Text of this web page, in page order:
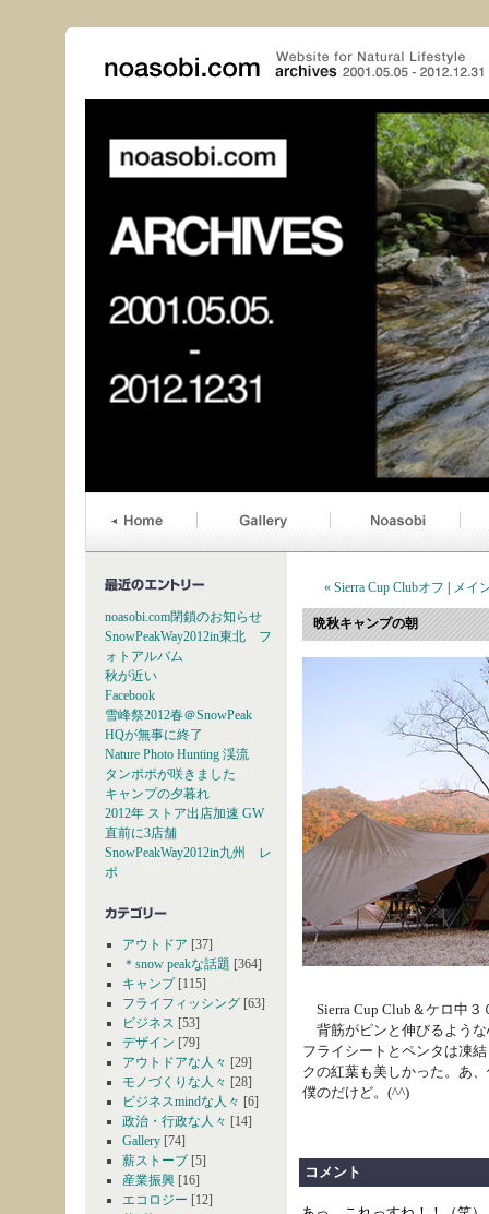
noasobi.com閉鎖のお知らせ
SnowPeakWay2012in東北 フ
ォトアルバム
秋が近い
Facebook
雪峰祭2012春＠SnowPeak
HQが無事に終了
Nature Photo Hunting 渓流
タンポポが咲きました
キャンプの夕暮れ
2012年 ストア出店加速 GW
直前に3店舗
SnowPeakWay2012in九州 レ
ポ
アウトドア [37]
＊snow peakな話題 [364]
キャンプ[115]
フライフィッシング [63]
ビジネス [53]
デザイン [79]
アウトドアな人々 [29]
モノづくりな人々 [28]
ビジネスmindな人々 [6]
政治・行政な人々 [14]
Gallery [74]
薪ストーブ [5]
産業振興 [16]
エコロジー [12]
« Sierra Cup Clubオフ メイ
晩秋キャンプの朝
Sierra Cup Club＆ケロ中３
背筋がピンと伸びるよう
フライシートとペンタは凍
クの紅葉も美しかった。あ
僕のだけど。(^^)
コメント